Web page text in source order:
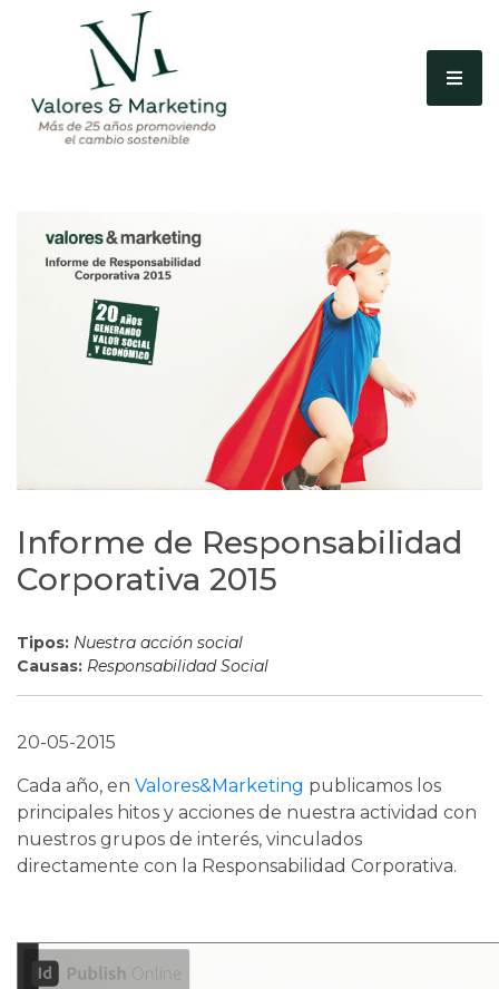
Informe de Responsabilidad
Corporativa 2015
Tipos: Nuestra acción social
Causas: Responsabilidad Social
20-05-2015
Cada año, en Valores&Marketing publicamos los
principales hitos y acciones de nuestra actividad con
nuestros grupos de interés, vinculados
directamente con la Responsabilidad Corporativa.